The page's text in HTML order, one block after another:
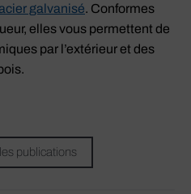
galvanisé. Conformes
elles vous permettent de
par l’extérieur et des
publications